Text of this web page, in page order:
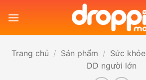
qua
Trang chủ / Sản phẩm / Sức khỏe
DD người lớn